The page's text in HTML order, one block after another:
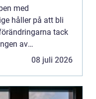
med
håller på att bli
tack
av
08 juli 2026